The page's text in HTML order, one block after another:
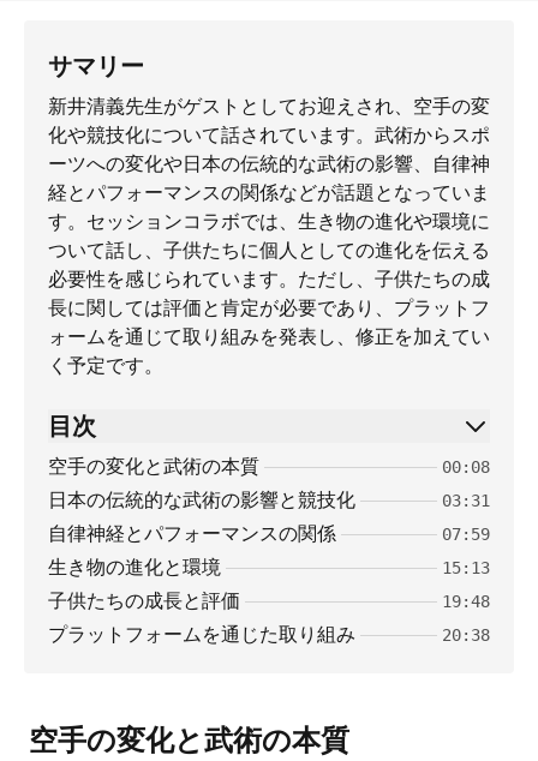
サマリー
新井清義先生がゲストとしてお迎えされ、空手の変
化や競技化について話されています。武術からスポ
ーツへの変化や日本の伝統的な武術の影響、自律神
経とパフォーマンスの関係などが話題となっていま
す。セッションコラボでは、生き物の進化や環境に
ついて話し、子供たちに個人としての進化を伝える
必要性を感じられています。ただし、子供たちの成
長に関しては評価と肯定が必要であり、プラットフ
ォームを通じて取り組みを発表し、修正を加えてい
く予定です。
目次
空手の変化と武術の本質 00:08
日本の伝統的な武術の影響と競技化 03:31
自律神経とパフォーマンスの関係 07:59
生き物の進化と環境 15:13
子供たちの成長と評価 19:48
プラットフォームを通じた取り組み 20:38
空手の変化と武術の本質